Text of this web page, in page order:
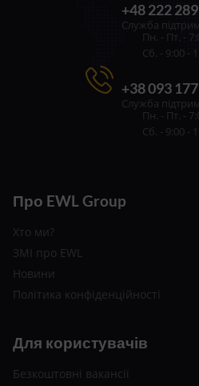
Про EWL Group
Хто ми?
ЗМІ про EWL
Новини
Політика конфіденційності
Для користувачів
Безкоштовні вакансії
+48 222
Служба
Пн. - Пт. -
Сб. - 9:00 -
+38 093
Служба
Пн. - Пт. -
Сб. - 9:00 -